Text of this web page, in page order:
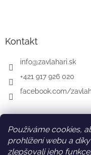
Používáme cookies,
prohlížení webu a
zlepšovali jeho
Kontakt
info@zavlahari.sk
+421 917 926 020
facebook.com/